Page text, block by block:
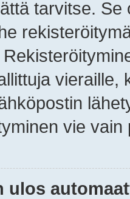
tarvitse.
vieraille,
vie
ulos